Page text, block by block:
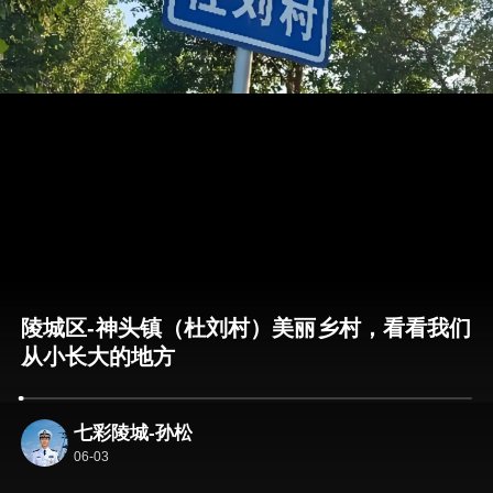
陵城区-神头镇（杜刘村）美丽乡村，看看我们
从小长大的地方
七彩陵城-孙松
06-03